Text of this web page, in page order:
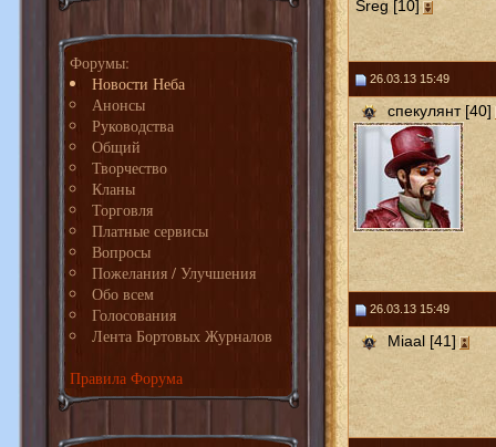
Форумы:
Новости Неба
Анонсы
Руководства
Общий
Творчество
Кланы
Торговля
Платные сервисы
Вопросы
Пожелания / Улучшения
Обо всем
Голосования
Лента Бортовых Журналов
Правила Форума
Sreg [10]
26.03.13 15:49
спекулянт [40]
26.03.13 15:49
Miaal [41]